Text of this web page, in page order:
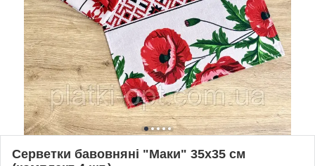
Серветки бавовняні "Маки" 35х35 см